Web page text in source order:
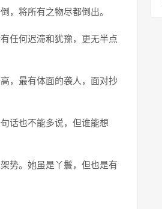
，将所有之物尽都倒出。
任何迟滞和犹豫，更无半点
，最有体面的袭人，面对抄
话也不能多说，但谁能想
势。她虽是丫鬟，但也是有